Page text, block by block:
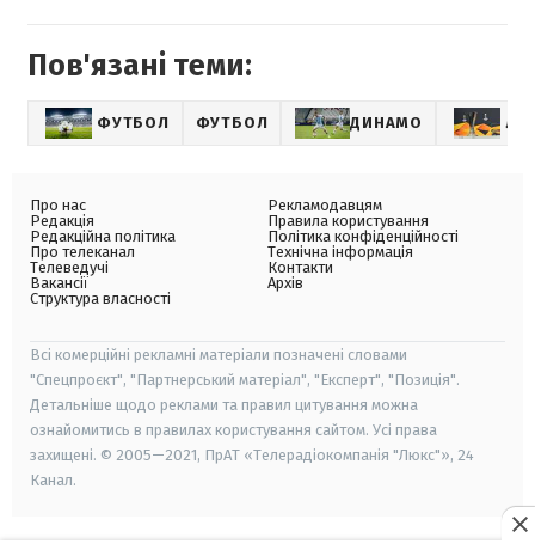
Пов'язані теми:
ФУТБОЛ ФУТБОЛ ДИНАМО
Про нас
Редакція
Редакційна політика
Про телеканал
Телеведучі
Вакансії
Структура власності
Рекламодавцям
Правила користування
Політика конфіденційності
Технічна інформація
Контакти
Архів
Всі комерційні рекламні матеріали позначені словами
"Спецпроєкт", "Партнерський матеріал", "Експерт", "Позиція".
Детальніше щодо реклами та правил цитування можна
ознайомитись в правилах користування сайтом. Усі права
захищені. © 2005—2021, ПрАТ «Телерадіокомпанія "Люкс"», 24
Канал.